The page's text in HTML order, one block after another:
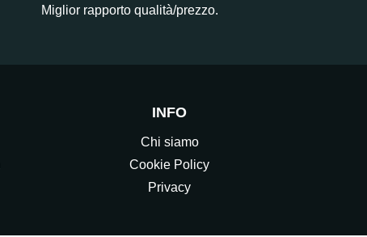
Miglior rapporto qualità/prezzo.
INFO
Chi siamo
Cookie Policy
Privacy